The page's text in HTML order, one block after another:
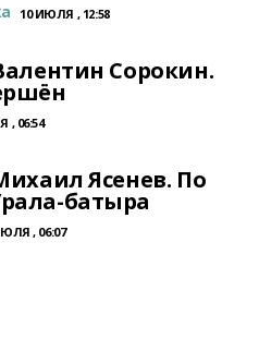
10 ИЮЛЯ , 12:58
Сорокин.
, 06:54
Ясенев. По
батыра
, 06:07